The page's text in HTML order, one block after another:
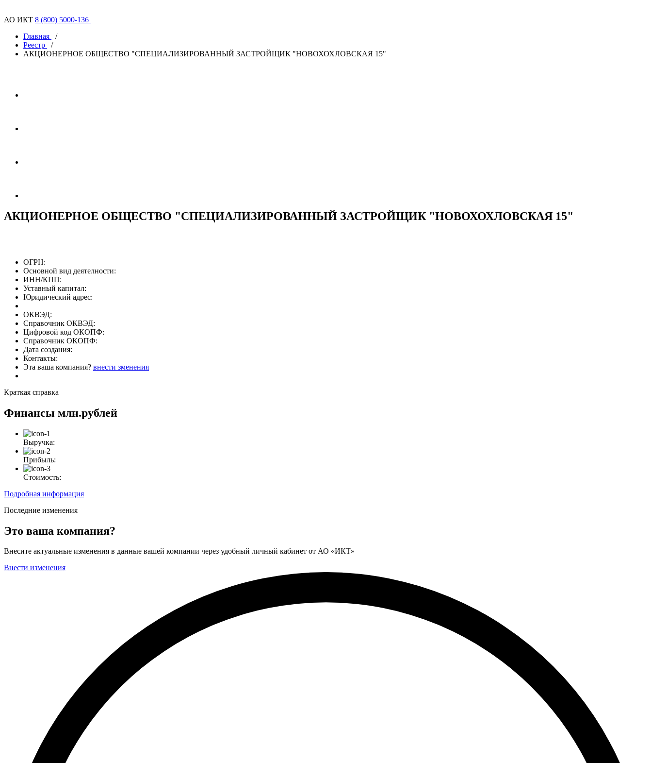
АО ИКТ 8 (800) 5000-136
Главная
/
Реестр
/
АКЦИОНЕРНОЕ ОБЩЕСТВО "СПЕЦИАЛИЗИРОВАННЫЙ ЗАСТРОЙЩИК "НОВОХОХЛОВСКАЯ 15"
АКЦИОНЕРНОЕ ОБЩЕСТВО "СПЕЦИАЛИЗИРОВАННЫЙ ЗАСТРОЙЩИК "НОВОХОХЛОВСКАЯ 15"
ОГРН:
Основной вид деятелности:
ИНН/КПП:
Уставный капитал:
Юридический адрес:
ОКВЭД:
Справочник ОКВЭД:
Цифровой код ОКОПФ:
Справочник ОКОПФ:
Дата создания:
Контакты:
Эта ваша компания? внести зменения
Краткая справка
Финансы млн.рублей
Выручка:
Прибыль:
Стоимость:
Подробная информация
Последние изменения
Это ваша компания?
Внесите актуальные изменения в данные вашей компании через удобный личный кабинет от АО «ИКТ»
Внести изменения